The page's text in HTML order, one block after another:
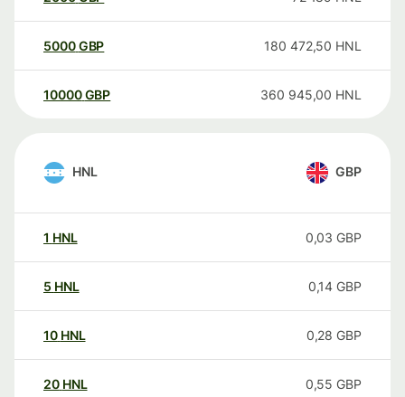
5000GBP 180 472,50 HNL
10000 GBP 360 945,00 HNL
HNL GBP
1 HNL 0,03 GBP
5 HNL 0,14 GBP
10 HNL 0,28 GBP
20 HNL 0,55 GBP